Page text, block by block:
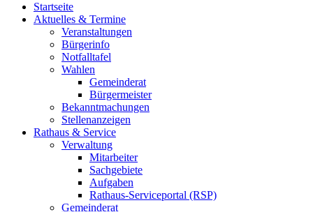
Startseite
Aktuelles & Termine
Veranstaltungen
Bürgerinfo
Notfalltafel
Wahlen
Gemeinderat
Bürgermeister
Bekanntmachungen
Stellenanzeigen
Rathaus & Service
Verwaltung
Mitarbeiter
Sachgebiete
Aufgaben
Rathaus-Serviceportal (RSP)
Gemeinderat